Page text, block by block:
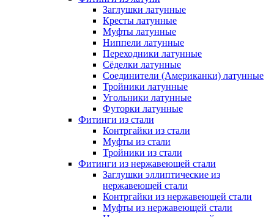
Заглушки латунные
Кресты латунные
Муфты латунные
Ниппели латунные
Переходники латунные
Сёделки латунные
Соединители (Американки) латунные
Тройники латунные
Угольники латунные
Футорки латунные
Фитинги из стали
Контргайки из стали
Муфты из стали
Тройники из стали
Фитинги из нержавеющей стали
Заглушки эллиптические из
нержавеющей стали
Контргайки из нержавеющей стали
Муфты из нержавеющей стали